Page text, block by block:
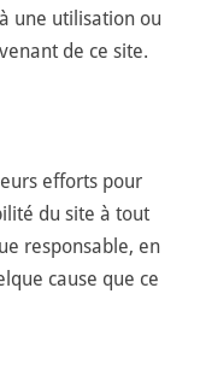
une utilisation ou
de ce site.
efforts pour
du site à tout
responsable, en
cause que ce